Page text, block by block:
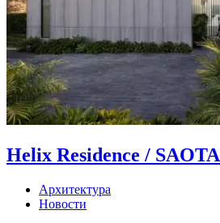
Helix Residence / SAOTA
Архитектура
Новости